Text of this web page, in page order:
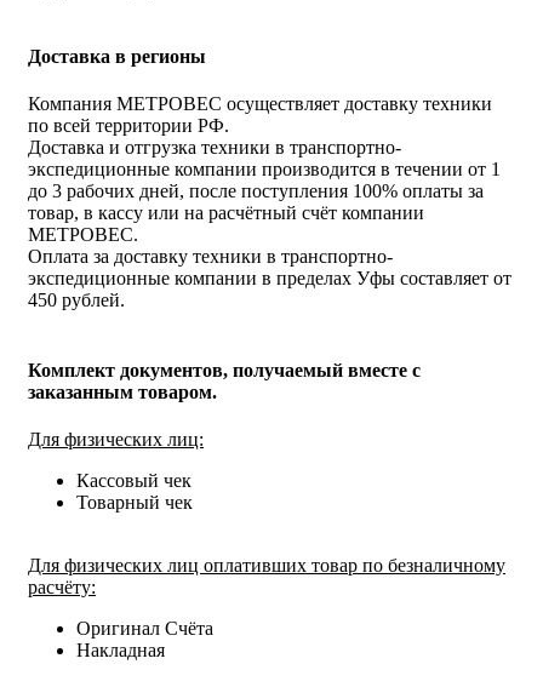
Доставка в регионы
Компания МЕТРОВЕС осуществляет доставку техники
по всей территории РФ.
Доставка и отгрузка техники в транспортно-
экспедиционные компании производится в течении от 1
до 3 рабочих дней, после поступления 100% оплаты за
товар, в кассу или на расчётный счёт компании
МЕТРОВЕС.
Оплата за доставку техники в транспортно-
экспедиционные компании в пределах Уфы составляет от
450 рублей.
Комплект документов, получаемый вместе с
заказанным товаром.
Для физических лиц:
Кассовый чек
Товарный чек
Для физических лиц оплативших товар по безналичному
расчёту:
Оригинал Счёта
Накладная